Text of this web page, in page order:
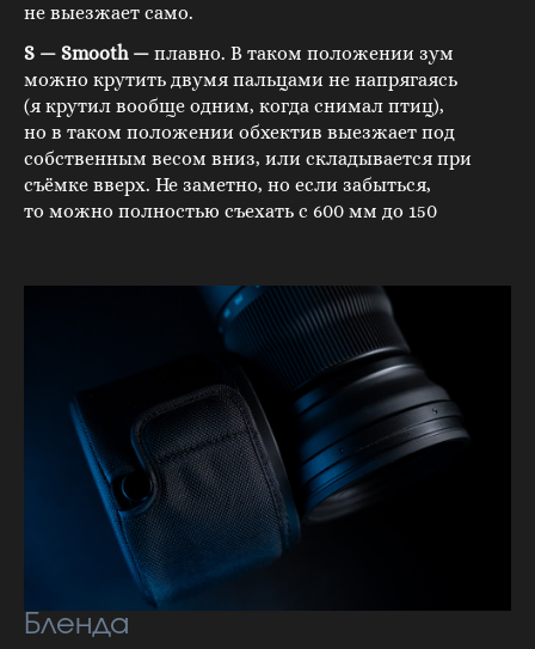
не выезжает само.
S — Smooth — плавно. В таком положении зум
можно крутить двумя пальцами не напрягаясь
(я крутил вообще одним, когда снимал птиц),
но в таком положении обхектив выезжает под
собственным весом вниз, или складывается при
съёмке вверх. Не заметно, но если забыться,
то можно полностью съехать с 600 мм до 150
Бленда